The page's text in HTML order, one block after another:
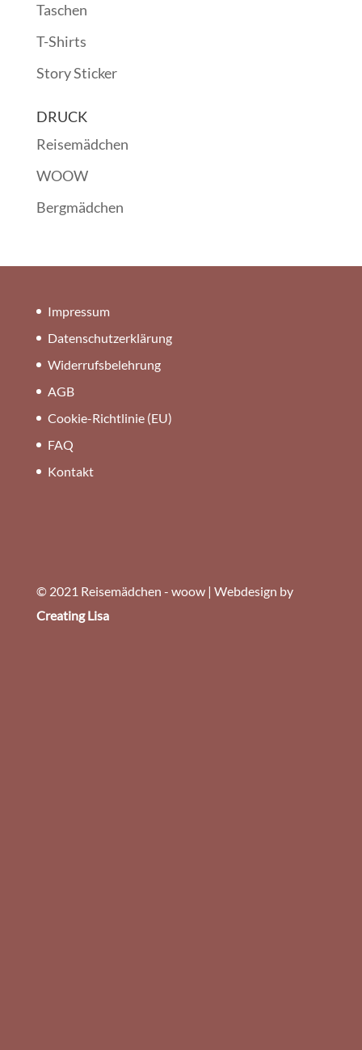
Taschen
T-Shirts
Story Sticker
DRUCK
Reisemädchen
WOOW
Bergmädchen
Impressum
Datenschutzerklärung
Widerrufsbelehrung
AGB
Cookie-Richtlinie (EU)
FAQ
Kontakt
© 2021 Reisemädchen - woow | Webdesign by
Creating Lisa